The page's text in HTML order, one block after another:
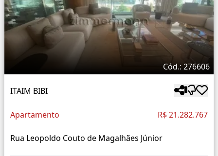
Cód.: 276606
ITAIM BIBI
Apartamento R$ 21.282.767
Rua Leopoldo Couto de Magalhães Júnior